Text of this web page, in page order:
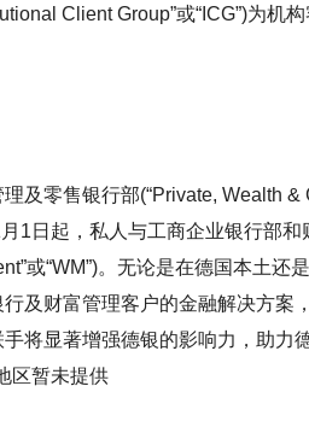
Client Group”或“ICG”)为
零售银行部(“Private, Wealth &
1日起，私人与工商企业银行部
或“WM”)。无论是在德国本土
及财富管理客户的金融解决方
将显著增强德银的影响力，助
区暂未提供